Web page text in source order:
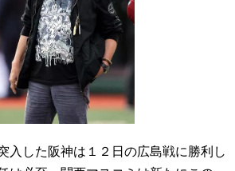
入した阪神は１２日の広島戦に勝利し